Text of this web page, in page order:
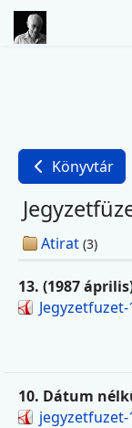
Könyvtár
Atirat (3)
13. (1987
10. Dátum